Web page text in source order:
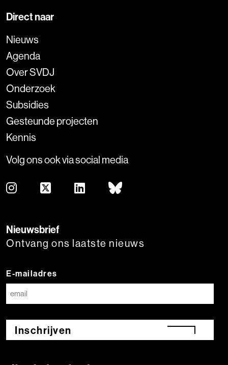
Direct naar
Nieuws
Agenda
Over SVDJ
Onderzoek
Subsidies
Gesteunde projecten
Kennis
Volg ons ook via social media
Nieuwsbrief
Ontvang ons laatste nieuws
E-mailadres
Inschrijven